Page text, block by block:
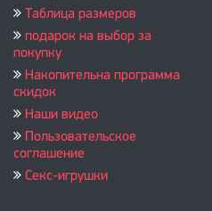
Таблица размеров
подарок на выбор за
покупку
Накопительна программа
скидок
Наши видео
Пользовательское
соглашение
Секс-игрушки